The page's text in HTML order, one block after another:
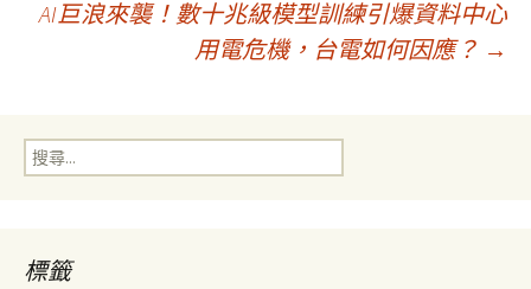
章
覽
AI巨浪來襲！數十兆級模型訓練引爆資料中心
用電危機，台電如何因應？ →
搜
尋
標籤